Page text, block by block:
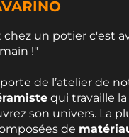
chez un potier c'est
!"
de l’atelier de
qui travaille
son univers. La
de